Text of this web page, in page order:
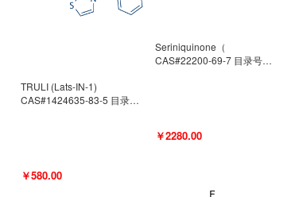
TRULI (Lats-IN-1)
CAS#1424635-83-5 目录号
￥580.00
Seriniquinone（
CAS#22200-69-7 目录号
￥2280.00